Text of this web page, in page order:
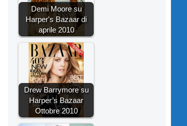
Demi Moore su
Harper's Bazaar di
aprile 2010
Drew Barrymore su
Harper’s Bazaar
Ottobre 2010